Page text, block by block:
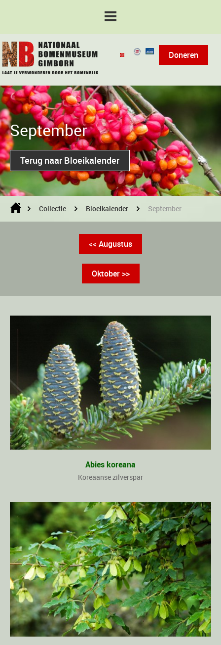
Doneren
September
Terug naar Bloeikalender
Collectie Bloeikalender September
<< Augustus
Oktober >>
Abies koreana
Koreaanse zilverspar